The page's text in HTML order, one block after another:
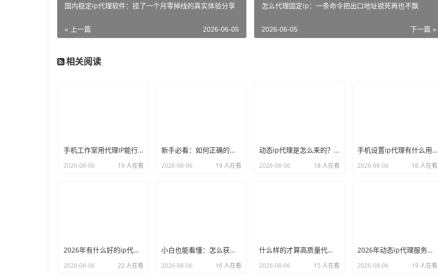
国内稳定ip代理软件：挂了一个月零掉线的真实体验分享
« 上一篇 2026-06-05
怎么代理固定ip：一条命令把出口地址锁死再也不飘
下一篇 »
2026-06-05
相关阅读
手机工作室用代理IP能行么？过来人的经验告诉你答案
2026-08-06 19 人在看
新手必看：如何正确的选择代理ip软件，别再交智商税了
2026-08-06 19 人在看
动态ip代理是怎么来的？背后的原理比你想象的精彩
2026-08-06 18 人在看
手机设置ip代理有什么用？不只是改定位那么简单
2026-08-06 16 人在看
2026年有什么好的ip代理软件？亲测后我只推荐这几个
2026-08-06 22 人在看
小白也能看懂：怎么获取代理ip和端口号，一步步教会你
2026-08-06 16 人在看
什么样的才算高质量代理ip？资深玩家总结了三个硬指标
2026-08-06 15 人在看
2026年动态ip代理服务商有哪些？这份清单建议收藏
2026-08-06 19 人在看